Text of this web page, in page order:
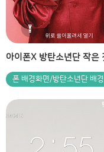
폰 배경화면/방탄소년단 배경